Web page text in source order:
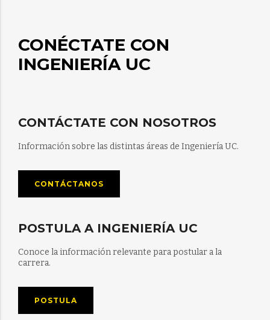
CONÉCTATE CON
INGENIERÍA UC
CONTÁCTATE CON NOSOTROS
Información sobre las distintas áreas de Ingeniería UC.
CONTÁCTANOS
POSTULA A INGENIERÍA UC
Conoce la información relevante para postular a la
carrera.
POSTULA